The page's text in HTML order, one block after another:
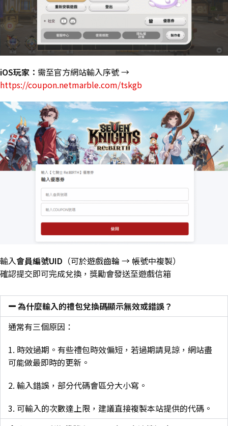
iOS玩家： 需至官方網站輸入序號 →
https://coupon.netmarble.com/tskgb
輸入會員編號UID （可於遊戲齒輪 → 帳號中複製）
確認提交即可完成兌換，獎勵會發送至遊戲信箱
為什麼輸入的禮包兌換碼顯示無效或錯誤？
通常有三個原因：
1. 時效過期。有些禮包時效偏短，若過期請見諒，網站盡
可能做最即時的更新。
2. 輸入錯誤，部分代碼會區分大小寫。
3. 可輸入的次數達上限，建議直接複製本站提供的代碼。